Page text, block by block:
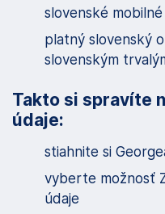
slovenské mobilné
platný slovenský
slovenským
Takto si spravíte
údaje:
stiahnite si
vyberte možnosť
údaje